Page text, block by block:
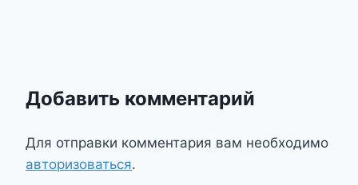
Добавить комментарий
Для отправки комментария вам необходимо
авторизоваться.